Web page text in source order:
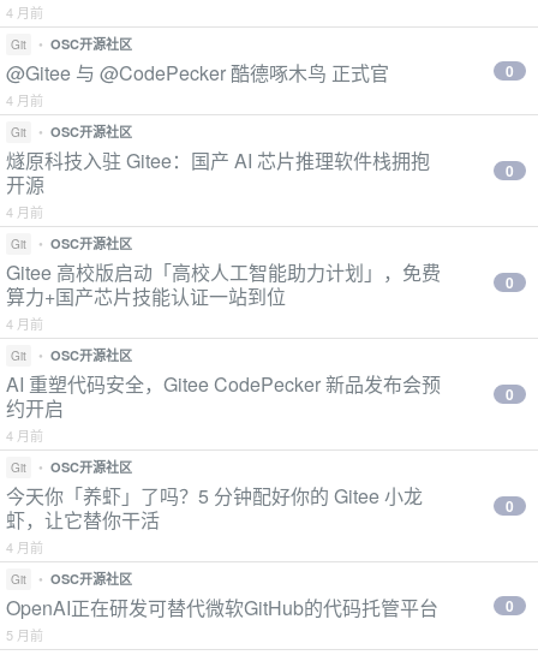
4 月前
Git • OSC开源社区
@Gitee 与 @CodePecker 酷德啄木鸟 正式官
4 月前
0
Git • OSC开源社区
燧原科技入驻 Gitee：国产 AI 芯片推理软件栈拥抱
开源
4 月前
0
Git • OSC开源社区
Gitee 高校版启动「高校人工智能助力计划」，免费
算力+国产芯片技能认证一站到位
4 月前
0
Git • OSC开源社区
AI 重塑代码安全，Gitee CodePecker 新品发布会预
约开启
4 月前
0
Git • OSC开源社区
今天你「养虾」了吗？5 分钟配好你的 Gitee 小龙
虾，让它替你干活
4 月前
0
Git • OSC开源社区
OpenAI正在研发可替代微软GitHub的代码托管平台
5 月前
0